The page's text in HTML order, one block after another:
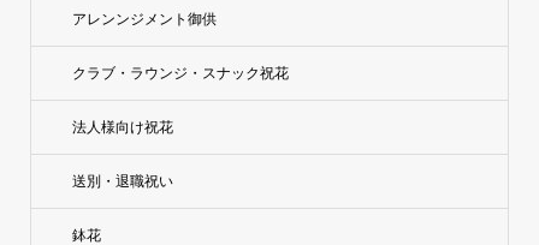
アレンンジメント御供
クラブ・ラウンジ・スナック祝花
法人様向け祝花
送別・退職祝い
鉢花